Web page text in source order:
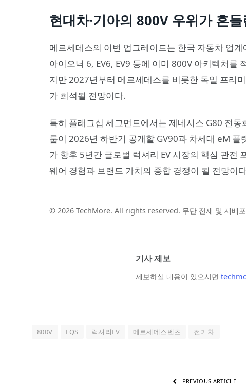
현대차·기아의 800V 우위가 흔
메르세데스의 이번 업그레이드는 한국 자동차 업
아이오닉 6, EV6, EV9 등에 이미 800V 아키텍처를
지만 2027년부터 메르세데스를 비롯한 독일 프리
가 희석될 전망이다.
특히 플래그십 세그먼트에서는 제네시스 G80 전
룹이 2026년 하반기 공개할 GV90과 차세대 eM
가 향후 5년간 글로벌 럭셔리 EV 시장의 핵심 관전
웨어 경험과 브랜드 가치의 종합 경쟁이 될 전망이
© 2026 TechMore. All rights reserved. 무단 전재 및 재배
기사 제보
제보하실 내용이 있으시면
800V EQS 럭셔리EV 메르세데스벤츠 전기차
PREVIOUS ARTICLE